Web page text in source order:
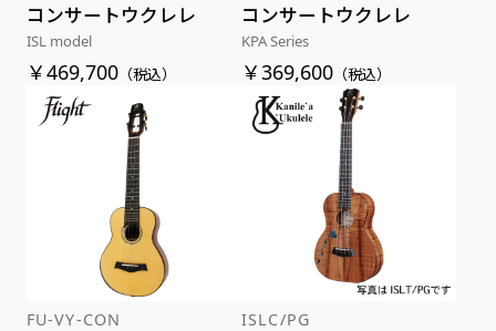
コンサートウクレレ
ISL model
￥469,700（税込）
コンサートウクレレ
KPA Series
￥369,600 （税込）
FU-VY-CON ISLC/PG